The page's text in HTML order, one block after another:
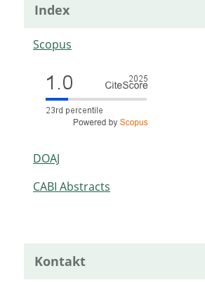
Index
Scopus
DOAJ
CABI Abstracts
Kontakt